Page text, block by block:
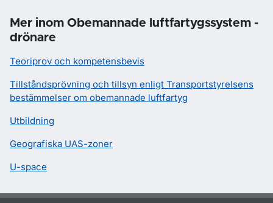
Mer inom Obemannade luftfartygssystem -
drönare
Teoriprov och kompetensbevis
Tillståndsprövning och tillsyn enligt Transportstyrelsens
bestämmelser om obemannade luftfartyg
Utbildning
Geografiska UAS-zoner
U-space